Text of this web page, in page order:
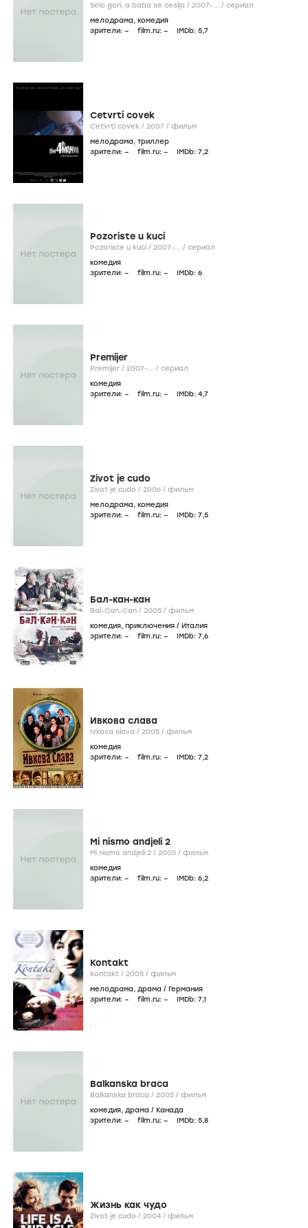
Selo gori, a baba se ceslja / 2007-... / сериал
мелодрама, комедия
зрители: – film.ru: – IMDb: 5,7
Cetvrti covek
Cetvrti covek / 2007 / фильм
мелодрама, триллер
зрители: – film.ru: – IMDb: 7,2
Pozoriste u kuci
Pozoriste u kuci / 2007-... / сериал
комедия
зрители: – film.ru: – IMDb: 6
Premijer
Premijer / 2007-... / сериал
комедия
зрители: – film.ru: – IMDb: 4,7
Zivot je cudo
Zivot je cudo / 2006 / фильм
мелодрама, комедия
зрители: – film.ru: – IMDb: 7,5
Бал-кан-кан
Bal-Can-Can / 2005 / фильм
комедия, приключения / Италия
зрители: – film.ru: – IMDb: 7,6
Ивкова слава
Ivkova slava / 2005 / фильм
комедия
зрители: – film.ru: – IMDb: 7,2
Mi nismo andjeli 2
Mi nismo andjeli 2 / 2005 / фильм
комедия
зрители: – film.ru: – IMDb: 6,2
Kontakt
Kontakt / 2005 / фильм
мелодрама, драма / Германия
зрители: – film.ru: – IMDb: 7,1
Balkanska braca
Balkanska braca / 2005 / фильм
комедия, драма / Канада
зрители: – film.ru: – IMDb: 5,8
Жизнь как чудо
Zivot je cudo / 2004 / фильм